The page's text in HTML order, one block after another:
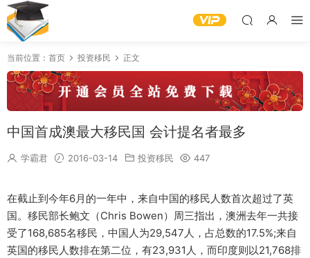
当前位置： 首页 投资移民 正文
中国首成澳最大移民国 会计提名者最多
学霸君 2016-03-14 投资移民 447
在截止到今年6月的一年中，来自中国的移民人数首次超过了英
国。移民部长鲍文（Chris Bowen）周三指出，澳洲去年一共接
受了168,685名移民，中国人为29,547人，占总数的17.5%;来自
英国的移民人数排在第二位，有23,931人，而印度则以21,768排